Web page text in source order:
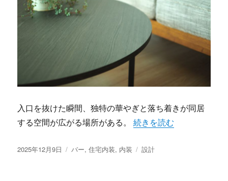
入口を抜けた瞬間、独特の華やぎと落ち着きが同居
する空間が広がる場所がある。“バーの空間を彩る設計
続きを読む
投
2025年12月9日
カ
バー,住宅内装, 内装
タ
設計